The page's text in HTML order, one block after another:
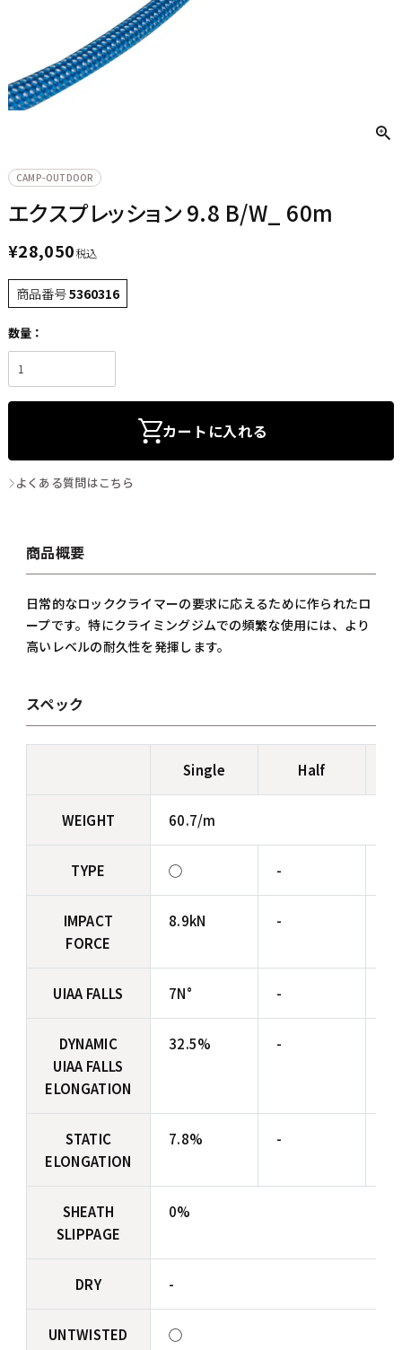
CAMP-OUTDOOR
エクスプレッション 9.8 B/W_ 60m
¥28,050税込
商品番号5360316
カートに入れる
よくある質問はこちら
商品概要
日常的なロッククライマーの要求に応えるために作られたロ
ープです。特にクライミングジムでの頻繁な使用には、より
高いレベルの耐久性を発揮します。
スペック
Single Half
WEIGHT 60.7/m
TYPE ◯ -
IMPACT
FORCE
8.9kN -
UIAA FALLS 7N° -
DYNAMIC
UIAA FALLS
ELONGATION
32.5% -
STATIC
ELONGATION
7.8% -
SHEATH
SLIPPAGE
0%
DRY -
UNTWISTED
◯